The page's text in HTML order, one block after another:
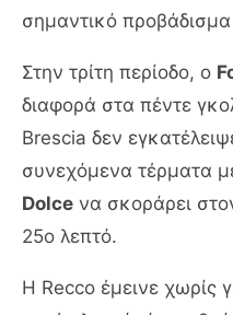
σημαντικό προβάδισμα
Στην τρίτη περίοδο, ο
διαφορά στα πέντε
Brescia δεν
συνεχόμενα τέρματα
Dolce να σκοράρει
25ο λεπτό.
Η Recco έμεινε χωρίς